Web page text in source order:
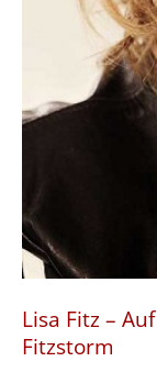
Lisa Fitz –
Fitzstorm